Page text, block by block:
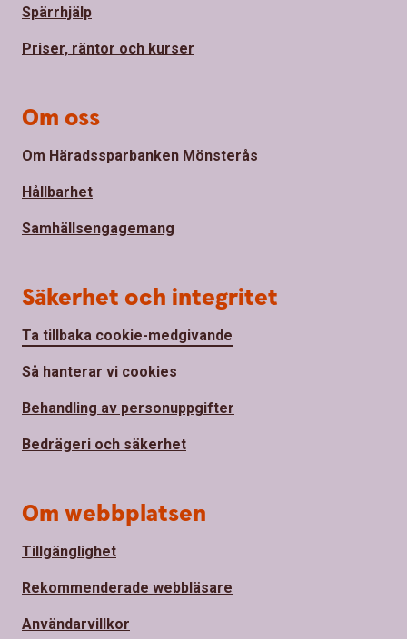
Spärrhjälp
Priser, räntor och kurser
Om oss
Om Häradssparbanken Mönsterås
Hållbarhet
Samhällsengagemang
Säkerhet och integritet
Ta tillbaka cookie-medgivande
Så hanterar vi cookies
Behandling av personuppgifter
Bedrägeri och säkerhet
Om webbplatsen
Tillgänglighet
Rekommenderade webbläsare
Användarvillkor